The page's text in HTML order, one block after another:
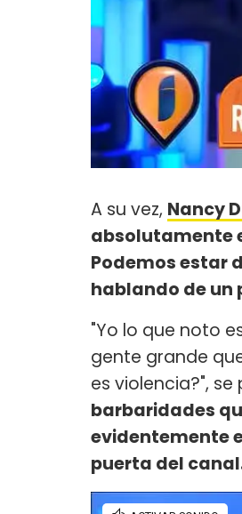
A su vez, Nancy
absolutamente
Podemos estar
hablando de un
"Yo lo que noto
gente grande
es violencia?",
barbaridades
evidentemente
puerta del